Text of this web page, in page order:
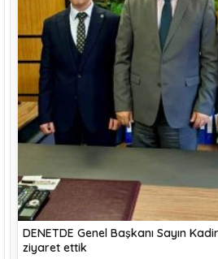
DENETDE Genel Başkanı Sayın
ziyaret ettik